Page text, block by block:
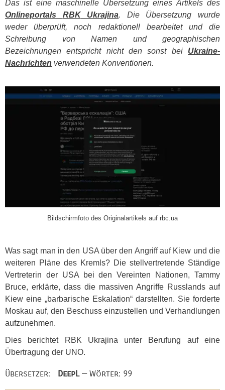
Das ist eine maschinelle Übersetzung eines Artikels des
Onlineportals RBKUkrajina. Die Übersetzung wurde
weder überprüft, noch redaktionell bearbeitet und die
Schreibung von Namen und geographischen
Bezeichnungen entspricht nicht den sonst bei Ukraine-
Nachrichten verwendeten Konventionen.
Bildschirmfoto des Originalartikels auf rbc.ua
Was sagt man in den USAüber den Angriff auf Kiew und die
weiteren Pläne des Kremls? Die stellvertretende Ständige
Vertreterin der USAbei den Vereinten Nationen, Tammy
Bruce, erklärte, dass die massiven Angriffe Russlands auf
Kiew eine „barbarische Eskalation“ darstellten. Sie forderte
Moskau auf, den Beschuss einzustellen und Verhandlungen
aufzunehmen.
Dies berichtet
RBK Ukrajina unter Berufung auf eine
Übertragung der UNO.
Übersetzer: DeepL— Wörter: 99